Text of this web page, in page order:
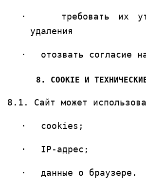
·
требовать их
удаления
· отозвать согласие
8. COOKIE И
8.1. Сайт может
· cookies;
· IP-адрес;
· данные о браузере.